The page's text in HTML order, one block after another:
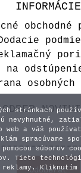
INFORMÁCIE
obchodné
na
osobných
ODBER
stránkach
nevyhnutné, zatiaľ
a váš
spracúvame
súborov
Tieto
reklamy.